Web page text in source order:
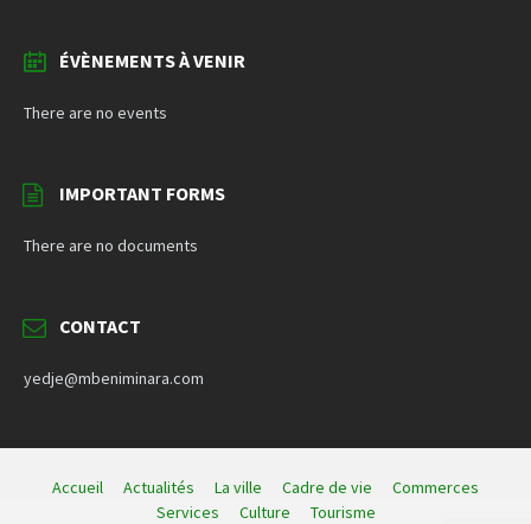
ÉVÈNEMENTS À VENIR
There are no events
IMPORTANT FORMS
There are no documents
CONTACT
yedje@mbeniminara.com
Accueil Actualités La ville Cadre de vie
Commerces
Services
Culture Tourisme